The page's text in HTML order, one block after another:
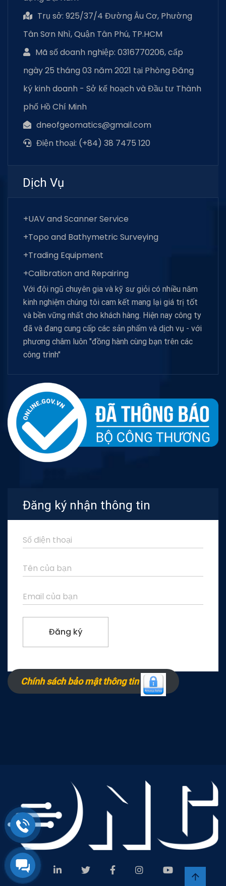
Trụ sở: 925/37/4 Đường Âu Cơ, Phường
Tân Sơn Nhì, Quận Tân Phú, TP.HCM
Mã số doanh nghiệp: 0316770206, cấp
ngày 25 tháng 03 năm 2021 tại Phòng Đăng
ký kinh doanh - Sở kế hoạch và Đầu tư Thành
phố Hồ Chí Minh
dneofgeomatics@gmail.com
Điện thoại: (+84) 38 7475 120
Dịch Vụ
+UAV and Scanner Service
+Topo and Bathymetric Surveying
+Trading Equipment
+Calibration and Repairing
Với đội ngũ chuyên gia và kỹ sư giỏi có nhiều năm
kinh nghiệm chúng tôi cam kết mang lại giá trị tốt
và bền vững nhất cho khách hàng. Hiện nay công ty
đã và đang cung cấp các sản phẩm và dịch vụ - với
phương châm luôn "đồng hành cùng bạn trên các
công trình"
Đăng ký nhận thông tin
Chính sách bảo mật thông tin